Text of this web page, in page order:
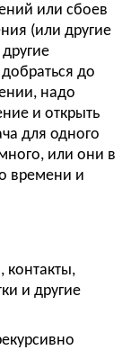
или сбоев
(или другие
до
надо
и открыть
для одного
или они в
времени и
контакты,
и другие